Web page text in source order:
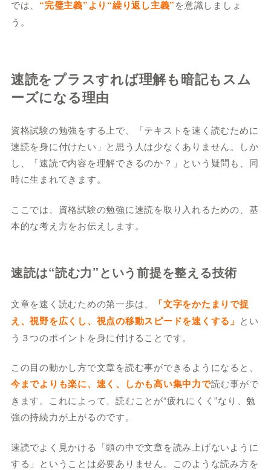
では、 “完璧主義”より“繰り返し主義”を意識しましょ
う。
速読をプラスすれば理解も暗記もスム
ーズになる理由
資格試験の勉強をする上で、「テキストを速く読むために
速読を身に付けたい」と思う人は少なくありません。しか
し、「速読で内容を理解できるのか？」という疑問も、同
時に生まれてきます。
ここでは、資格試験の勉強に速読を取り入れるための、基
本的な考え方をお伝えします。
速読は“読む力”という前提を整える技術
文章を速く読むための第一歩は、
「文字をかたまりで捉
え、視野を広くし、視点の移動スピードを速くする」 とい
う３つのポイントを身に付けることです。
この目の動かし方で文章を読む事ができるようになると、
今までよりも楽に、速く、しかも高い集中力で読む事がで
きます。これによって、読むことが“疲れにくく”なり、勉
強の持続力が上がるのです。
速読でよく見かける「頭の中で文章を読み上げないように
する」ということは必要ありません。このような読み方を